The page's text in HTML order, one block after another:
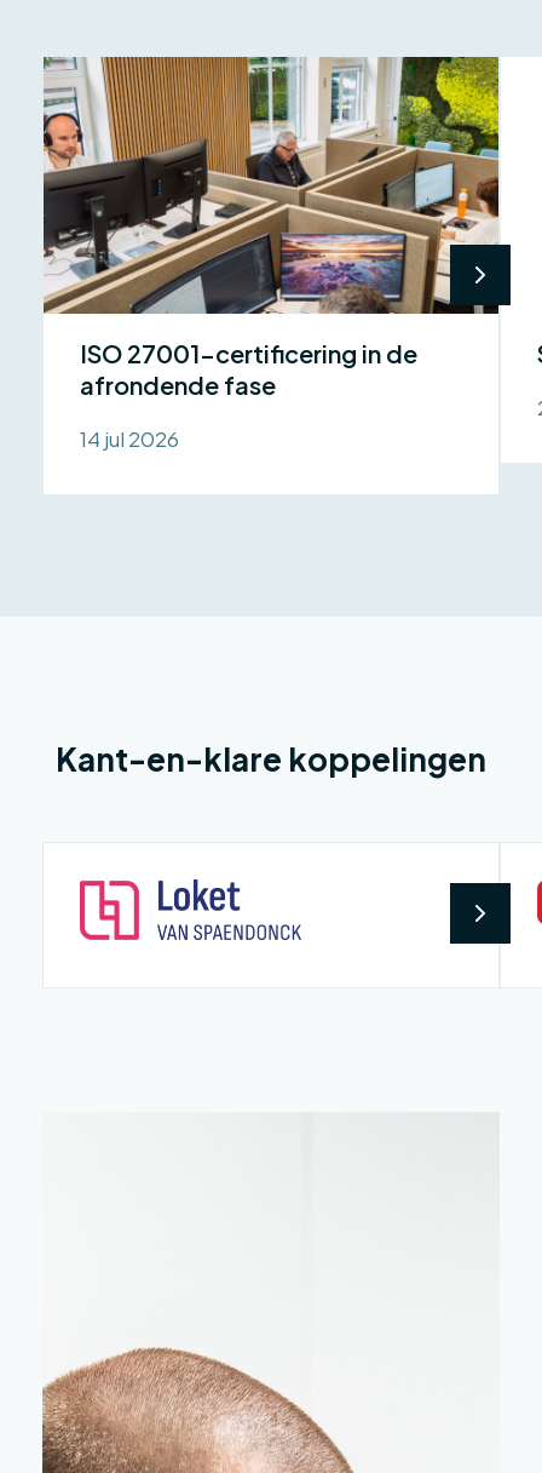
ISO 27001-certificering in de
afrondende fase
14 jul 2026
Kant-en-klare koppelingen